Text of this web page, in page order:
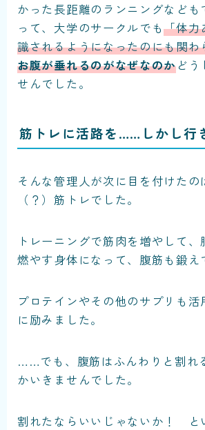
かった長距離のランニングなども
って、 大学のサークルでも「体力
識されるようになったのにも関わ
お腹が垂れるのがなぜなのかど
せんでした。
筋トレに活路を……しかし行
そんな管理人が次に目を付けたの
（？）筋トレでした。
トレーニングで筋肉を増やして
燃やす身体になって、腹筋も鍛え
プロテインやその他のサプリも活
に励みました。
……でも、腹筋はふんわりと割れ
かいきませんでした。
割れたならいいじゃないか！ と